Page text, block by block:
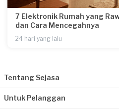
7 Elektronik Rumah yang
dan Cara Mencegahnya
24 hari yang lalu
Tentang Sejasa
Untuk Pelanggan